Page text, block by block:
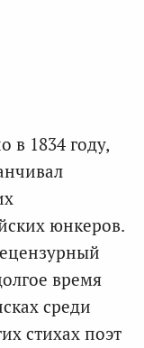
в 1834 году,
юнкеров.
время
среди
стихах поэт